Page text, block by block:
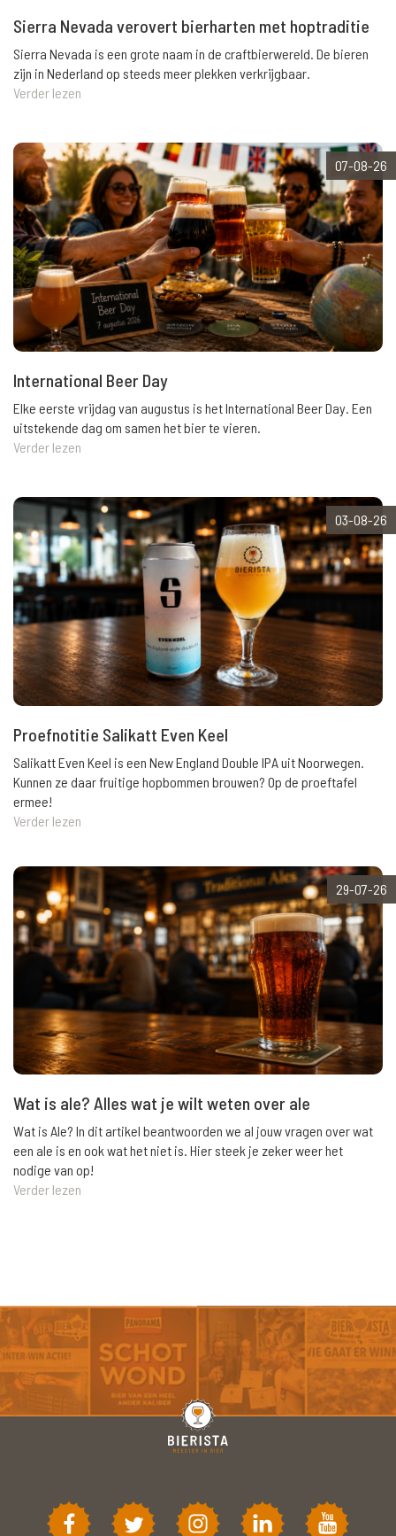
Sierra Nevada verovert bierharten met hoptraditie
Sierra Nevada is een grote naam in de craftbierwereld. De bieren
zijn in Nederland op steeds meer plekken verkrijgbaar.
Verder lezen
07-08-26
International Beer Day
Elke eerste vrijdag van augustus is het International Beer Day. Een
uitstekende dag om samen het bier te vieren.
Verder lezen
03-08-26
Proefnotitie Salikatt Even Keel
Salikatt Even Keel is een New England Double IPA uit Noorwegen.
Kunnen ze daar fruitige hopbommen brouwen? Op de proeftafel
ermee!
Verder lezen
29-07-26
Wat is ale? Alles wat je wilt weten over ale
Wat is Ale? In dit artikel beantwoorden we al jouw vragen over wat
een ale is en ook wat het niet is. Hier steek je zeker weer het
nodige van op!
Verder lezen